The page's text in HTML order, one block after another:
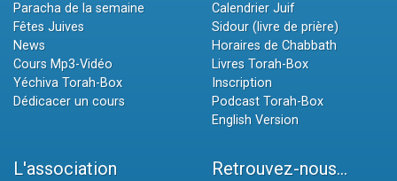
Paracha de la semaine
Fêtes Juives
News
Cours Mp3-Vidéo
Yéchiva Torah-Box
Dédicacer un cours
Calendrier Juif
Sidour (livre de prière)
Horaires de Chabbath
Livres Torah-Box
Inscription
Podcast Torah-Box
English Version
L'association Retrouvez-nous...